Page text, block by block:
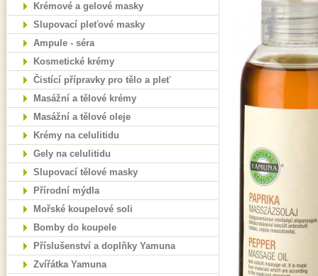
Krémové a gelové masky
Slupovací pleťové masky
Ampule - séra
Kosmetické krémy
Čistící přípravky pro tělo a pleť
Masážní a tělové krémy
Masážní a tělové oleje
Krémy na celulitidu
Gely na celulitidu
Slupovací tělové masky
Přírodní mýdla
Mořské koupelové soli
Bomby do koupele
Příslušenství a doplňky Yamuna
Zvířátka Yamuna